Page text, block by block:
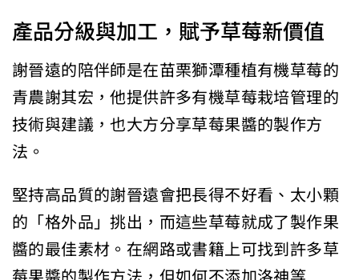
產品分級與加工，賦予草莓新價值
謝晉遠的陪伴師是在苗栗獅潭種植有機草莓的
青農謝其宏，他提供許多有機草莓栽培管理的
技術與建議，也大方分享草莓果醬的製作方
法。
堅持高品質的謝晉遠會把長得不好看、太小顆
的「格外品」挑出，而這些草莓就成了製作果
醬的最佳素材。在網路或書籍上可找到許多草